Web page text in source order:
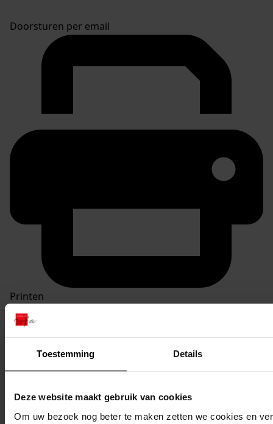
Toestemming Details
Deze website maakt gebruik van cookies
Om uw bezoek nog beter te maken zetten we cookies en
Doorsturen per email
Printen
duurzaam webadres
5. nrs. 400-499